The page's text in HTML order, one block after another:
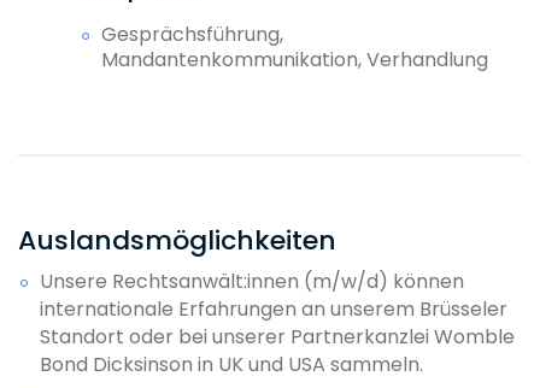
ausgeschlossen.
-
gestalten die Geschicke und die Zukunft
der Sozietät erfolgreich mit.
Gesprächsführung,
Mandantenkommunikation, Verhandlung
Business Case Präsentation
Akquise
Leadership
Female Coaching
Auslandsmöglichkeiten
Unsere Rechtsanwält:innen (m/w/d) können
internationale Erfahrungen an unserem Brüsseler
Standort oder bei unserer Partnerkanzlei Womble
Bond Dicksinson in UK und USA sammeln.